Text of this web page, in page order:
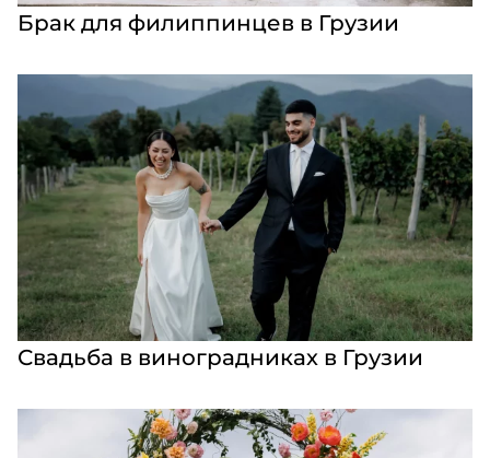
Брак для филиппинцев в Грузии
Свадьба в виноградниках в Грузии